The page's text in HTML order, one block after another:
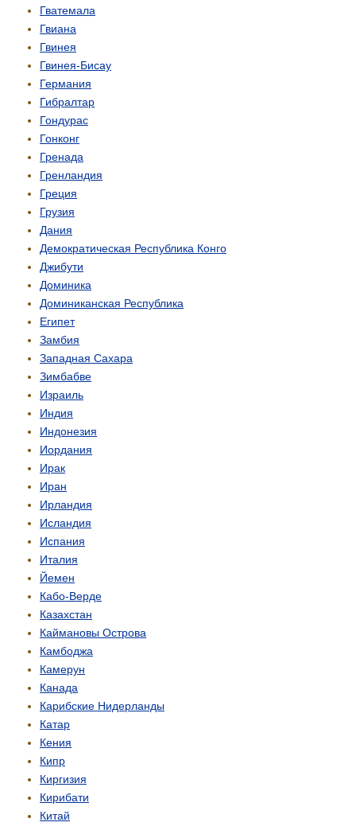
Гватемала
Гвиана
Гвинея
Гвинея-Бисау
Германия
Гибралтар
Гондурас
Гонконг
Гренада
Гренландия
Греция
Грузия
Дания
Демо­кратическая Республика Конго
Джибути
Доминика
Доминиканская Республика
Египет
Замбия
Западная Сахара
Зимбабве
Израиль
Индия
Индонезия
Иордания
Ирак
Иран
Ирландия
Исландия
Испания
Италия
Йемен
Кабо-Верде
Казахстан
Каймановы Острова
Камбоджа
Камерун
Канада
Карибские Нидерланды
Катар
Кения
Кипр
Киргизия
Кирибати
Китай